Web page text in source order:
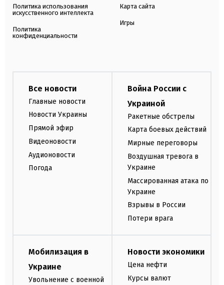
Политика использования
искусственного интеллекта
Политика
конфиденциальности
Карта сайта
Игры
Все новости
Главные новости
Новости Украины
Прямой эфир
Видеоновости
Аудионовости
Погода
Война России с
Украиной
Ракетные обстрелы
Карта боевых действий
Мирные переговоры
Воздушная тревога в
Украине
Массированная атака по
Украине
Взрывы в России
Потери врага
Мобилизация в
Украине
Увольнение с военной
Новости экономики
Цена нефти
Курсы валют